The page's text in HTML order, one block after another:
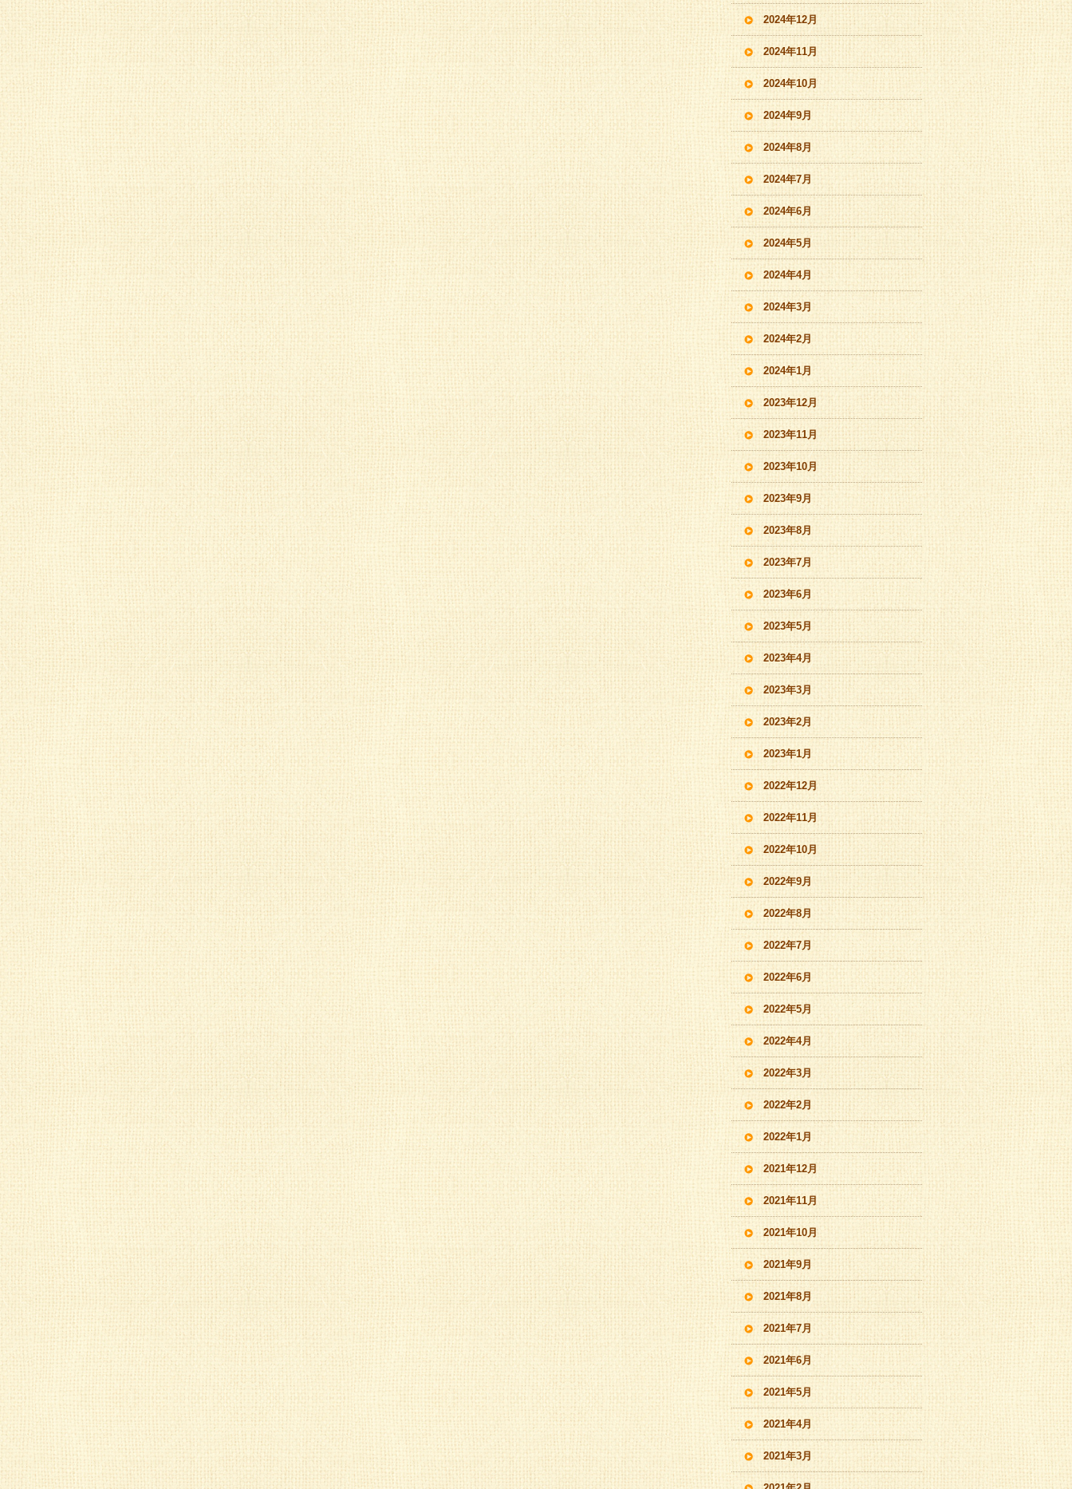
2024年12月
2024年11月
2024年10月
2024年9月
2024年8月
2024年7月
2024年6月
2024年5月
2024年4月
2024年3月
2024年2月
2024年1月
2023年12月
2023年11月
2023年10月
2023年9月
2023年8月
2023年7月
2023年6月
2023年5月
2023年4月
2023年3月
2023年2月
2023年1月
2022年12月
2022年11月
2022年10月
2022年9月
2022年8月
2022年7月
2022年6月
2022年5月
2022年4月
2022年3月
2022年2月
2022年1月
2021年12月
2021年11月
2021年10月
2021年9月
2021年8月
2021年7月
2021年6月
2021年5月
2021年4月
2021年3月